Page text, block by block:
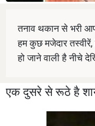
तनाव थकान से भरी
हम कुछ मजेदार
हो जाने वाली है नीचे
एक दुसरे से रूठे है